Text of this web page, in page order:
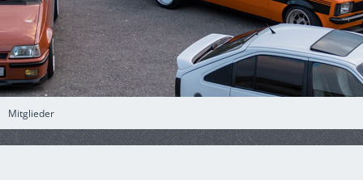
Mitglieder